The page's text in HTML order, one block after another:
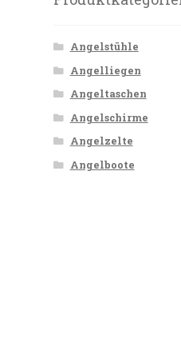
Angelstühle
Angelliegen
Angeltaschen
Angelschirme
Angelzelte
Angelboote